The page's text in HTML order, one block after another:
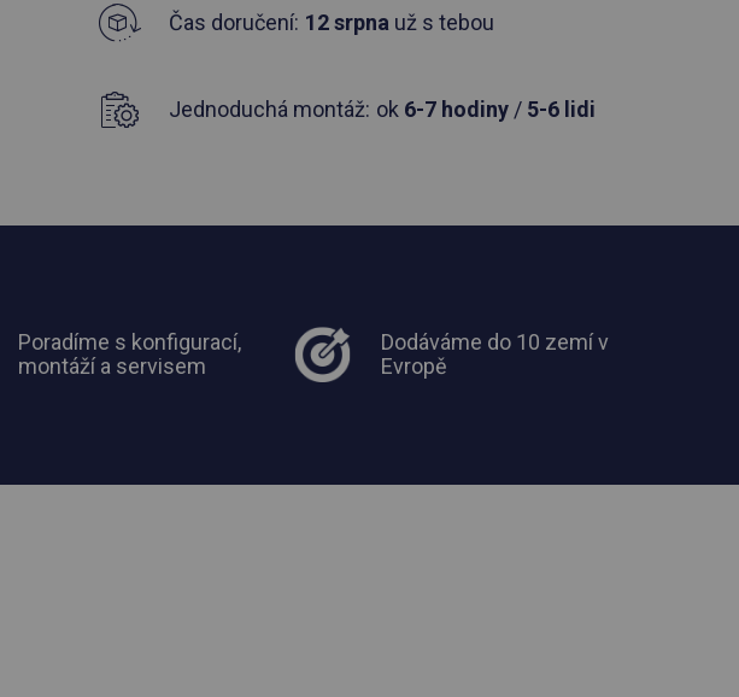
Čas doručení: 12 srpna už s tebou
Jednoduchá montáž: ok 6-7 hodiny/ 5-6 lidi
Poradíme s konfigurací,
montáží a servisem
Dodáváme do 10 zemí v
Evropě